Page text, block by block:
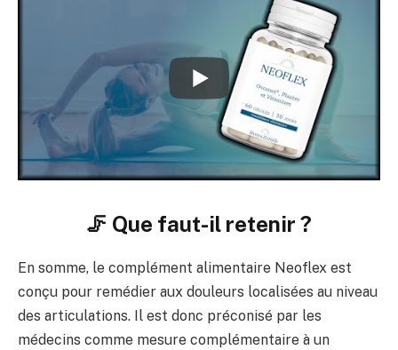
🦵 Que faut-il retenir ?
En somme, le complément alimentaire Neoflex est
conçu pour remédier aux douleurs localisées au niveau
des articulations. Il est donc préconisé par les
médecins comme mesure complémentaire à un